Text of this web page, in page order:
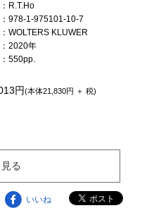
：R.T.Ho
：978-1-975101-10-7
：WOLTERS KLUWER
：2020年
：550pp.
円(本体21,830円 ＋ 税)
る
いいね